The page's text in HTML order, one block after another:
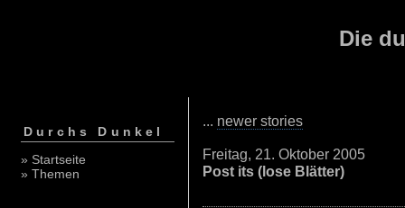
Die
Durchs Dunkel
» Startseite
» Themen
... newer stories
Freitag, 21. Oktober 2005
Post its (lose Blätter)